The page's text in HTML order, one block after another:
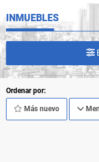
INMUEBLES
Ordenar por:
Más nuevo